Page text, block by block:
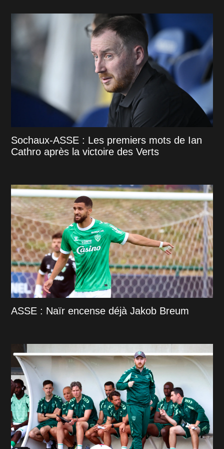
Sochaux-ASSE : Les premiers mots de Ian
Cathro après la victoire des Verts
ASSE : Naïr encense déjà Jakob Breum